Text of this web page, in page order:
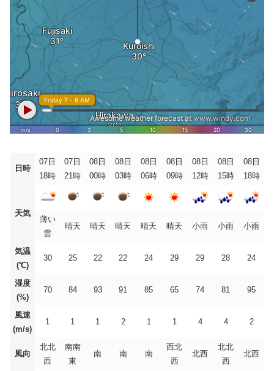
日時
07日
18時
07日
21時
08日
00時
08日
03時
08日
06時
08日
09時
08日
12時
08日
15時
08日
18時
天気
薄い
雲
晴天 晴天 晴天 晴天 晴天 小雨 小雨 小雨
気温
(℃)
30 25 22 22 24 29 29 28 24
湿度
(%)
70 84 93 91 85 65 74 81 95
風速
(m/s)
1 1 1 2 1 1 4 4 2
風向
北北
西
南南
東
南 南 南
西北
西
北西
北北
西
北西